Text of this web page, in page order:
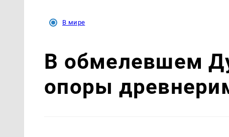
В мире
В обмелевшем
опоры